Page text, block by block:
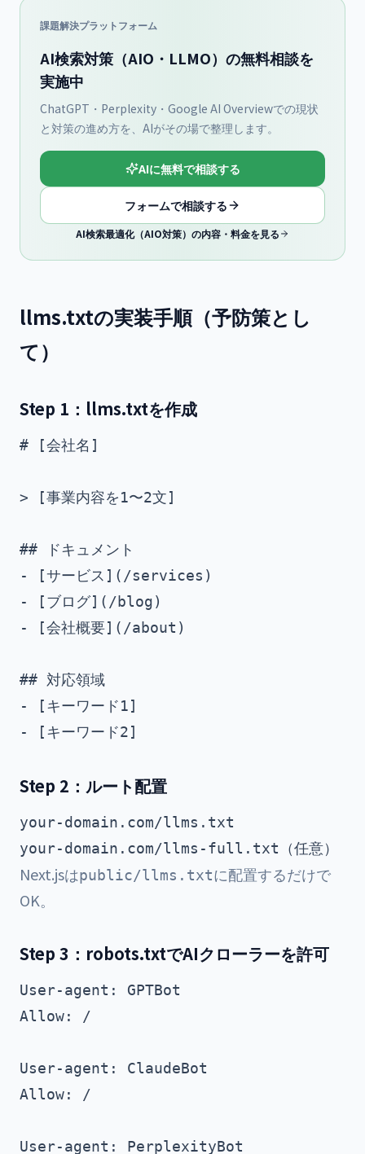
課題解決プラットフォーム
AI検索対策（AIO・LLMO）の無料相談を
実施中
ChatGPT・Perplexity・Google AI Overviewでの現状
と対策の進め方を、AIがその場で整理します。
AIに無料で相談する
フォームで相談する
AI検索最適化（AIO対策）の内容・料金を見る
llms.txtの実装手順（予防策とし
て）
Step 1：llms.txtを作成
# [会社名]
> [事業内容を1〜2文]
## ドキュメント
- [サービス](/services)
- [ブログ](/blog)
- [会社概要](/about)
## 対応領域
- [キーワード1]
Step 2：ルート配置
your-domain.com/llms.txt
Next.jsはpublic/llms.txtに配置するだけで
OK。
Step 3：robots.txtでAIクローラーを許可
User-agent: GPTBot
Allow: /
User-agent: ClaudeBot
Allow: /
User-agent: PerplexityBot